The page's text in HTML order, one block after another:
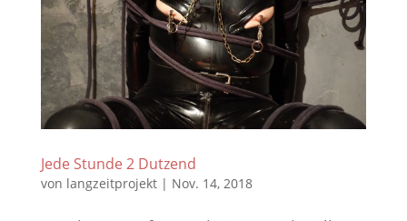
Jede Stunde 2 Dutzend
von langzeitprojekt| Nov. 14, 2018